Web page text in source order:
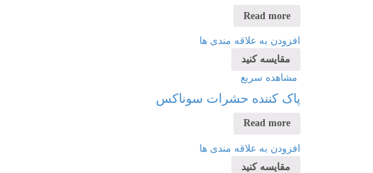
Read more
افزودن به علاقه مندی ها
مقایسه کنید
مشاهده سریع
پاک کننده حشرات سوناکس
Read more
افزودن به علاقه مندی ها
مقایسه کنید